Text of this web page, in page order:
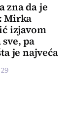
zna da je
Mirka
izjavom
pa
je najveća
29